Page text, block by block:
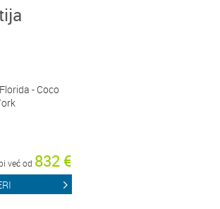
- Coco
već od 832 €